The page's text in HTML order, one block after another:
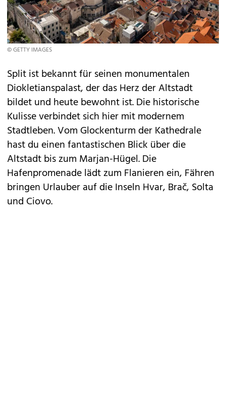
© GETTY IMAGES
Split ist bekannt für seinen monumentalen
Diokletianspalast, der das Herz der Altstadt
bildet und heute bewohnt ist. Die historische
Kulisse verbindet sich hier mit modernem
Stadtleben. Vom Glockenturm der Kathedrale
hast du einen fantastischen Blick über die
Altstadt bis zum Marjan-Hügel. Die
Hafenpromenade lädt zum Flanieren ein, Fähren
bringen Urlauber auf die Inseln Hvar, Brač, Solta
und Ciovo.